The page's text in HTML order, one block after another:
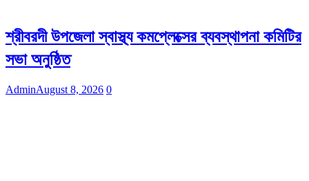
শ্রীবরদী উপজেলা স্বাস্থ্য কমপ্লেক্সের ব্যবস্থাপনা কমিটির
সভা অনুষ্ঠিত
AdminAugust 8, 2026 0